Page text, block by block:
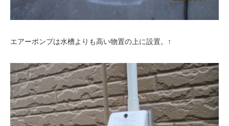
エアーポンプは水槽よりも高い物置の上に設置。↑